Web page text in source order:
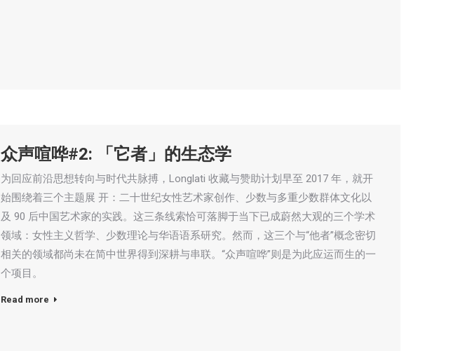
众声喧哗#2: 「它者」的生态学
为回应前沿思想转向与时代共脉搏，Longlati 收藏与赞助计划早至 2017 年，就开
始围绕着三个主题展 开：二十世纪女性艺术家创作、少数与多重少数群体文化以
及 90 后中国艺术家的实践。这三条线索恰可落脚于当下已成蔚然大观的三个学术
领域：女性主义哲学、少数理论与华语语系研究。然而，这三个与“他者”概念密切
相关的领域都尚未在简中世界得到深耕与串联。“众声喧哗”则是为此应运而生的一
个项目。
Read more